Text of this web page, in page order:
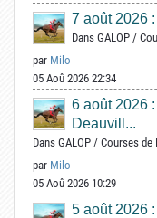
7 août 2026
Dans GALOP /
par Milo
05 Aoû 2026 22:34
6 août 2026
Deauvill...
Dans GALOP / Courses de
par Milo
05 Aoû 2026 10:29
5 août 2026